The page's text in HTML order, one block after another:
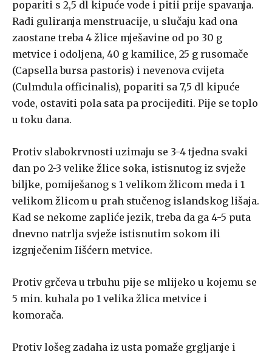
popariti s 2,5 dl kipuće vode i pitii prije spavanja.
Radi guliranja menstruacije, u slučaju kad ona
zaostane treba 4 žlice mješavine od po 30 g
metvice i odoljena, 40 g kamilice, 25 g rusomače
(Capsella bursa pastoris) i nevenova cvijeta
(Culmdula officinalis), popariti sa 7,5 dl kipuće
vode, ostaviti pola sata pa procijediti. Pije se toplo
u toku dana.
Protiv slabokrvnosti uzimaju se 3-4 tjedna svaki
dan po 2-3 velike žlice soka, istisnutog iz svježe
biljke, pomiješanog s 1 velikom žlicom meda i 1
velikom žlicom u prah stučenog islandskog lišaja.
Kad se nekome zapliće jezik, treba da ga 4-5 puta
dnevno natrlja svježe istisnutim sokom ili
izgnječenim Iišćern metvice.
Protiv grčeva u trbuhu pije se mlijeko u kojemu se
5 min. kuhala po 1 velika žlica metvice i
komorača.
Protiv lošeg zadaha iz usta pomaže grgljanje i